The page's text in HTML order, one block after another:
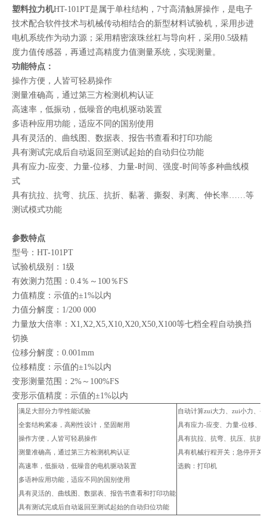
塑料拉力机HT-101PT是属于单柱结构，7寸高清触屏操作，是电子
技术配合软件技术与机械传动相结合的新型材料试验机，采用步进
电机系统作为动力源；采用精密滚珠丝杠与导向杆，采用0.5级精
度力值传感器，再通过高精度力值测量系统，实现测量。
功能特点：
操作方便，人皆可轻易操作
测量准确高，通过第三方检测机构认证
高速率，低振动，低噪音的电机驱动装置
多语种应用功能，适应不同的国别使用
具有灵活的、曲线图、数据表、报告书查看和打印功能
具有测试完成后自动返回至测试起始的自动归位功能
具有应力-应变、力量-位移、力量-时间、强度-时间等多种曲线模
式
具有抗拉、抗弯、抗压、抗折、黏著、撕裂、剥离、伸长率……等
测试模式功能
参数特点
型号：HT-101PT
试验机级别：1级
有效测力范围：0.4％～100％FS
力值精度：示值的±1%以内
力值分解度：1/200 000
力量放大倍率：X1,X2,X5,X10,X20,X50,X100等七档全程自动换挡
切换
位移分解度：0.001mm
位移精度：示值的±1%以内
变形测量范围：2%～100%FS
变形示值精度：示值的±1%以内
满足大部分力学性能试验
全套结构紧凑，高刚性设计，坚固耐用
操作方便，人皆可轻易操作
测量准确高，通过第三方检测机构认证
高速率，低振动，低噪音的电机驱动装置
多语种应用功能，适应不同的国别使用
具有灵活的、曲线图、数据表、报告书查看和打印功能
具有测试完成后自动返回至测试起始的自动归位功能
自动计算zui大力、 zui小力、
具有应力-应变、力量-位移、
具有抗拉、抗弯、抗压、抗
具有机械行程开关；急停开关
选购：打印机